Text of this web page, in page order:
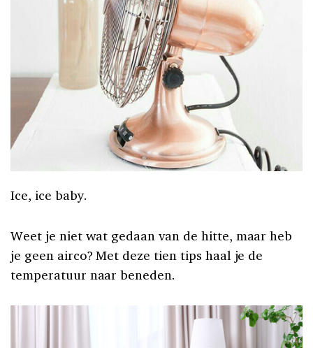
Ice, ice baby.
Weet je niet wat gedaan van de hitte, maar heb
je geen airco? Met deze tien tips haal je de
temperatuur naar beneden.